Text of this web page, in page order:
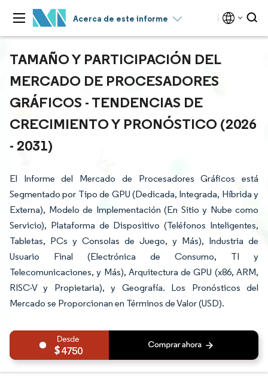
Acerca de este informe
TAMAÑO Y PARTICIPACIÓN DEL
MERCADO DE PROCESADORES
GRÁFICOS - TENDENCIAS DE
CRECIMIENTO Y PRONÓSTICO (2026
- 2031)
El Informe del Mercado de Procesadores Gráficos está
Segmentado por Tipo de GPU (Dedicada, Integrada, Híbrida y
Externa), Modelo de Implementación (En Sitio y Nube como
Servicio), Plataforma de Dispositivo (Teléfonos Inteligentes,
Tabletas, PCs y Consolas de Juego, y Más), Industria de
Usuario Final (Electrónica de Consumo, TI y
Telecomunicaciones, y Más), Arquitectura de GPU (x86, ARM,
RISC-V y Propietaria), y Geografía. Los Pronósticos del
Mercado se Proporcionan en Términos de Valor (USD).
4750